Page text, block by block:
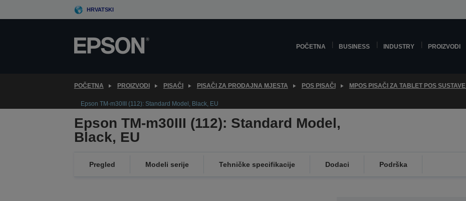
to
HRVATSKI
POČETNA BUSINESS INDUSTRY PROIZVODI
POČETNA PROIZVODI PISAČI PISAČI ZA PRODAJNA MJESTA POS PISAČI MPOS PISAČI ZA TABLET POS SUSTAVE
Epson TM-m30III (112): Standard Model, Black, EU
Epson TM-m30III (112): Standard Model,
Black, EU
Pregled Modeli serije Tehničke specifikacije Dodaci Podrška